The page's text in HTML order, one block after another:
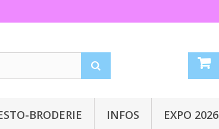
BRODERIE INFOS EXPO 2026